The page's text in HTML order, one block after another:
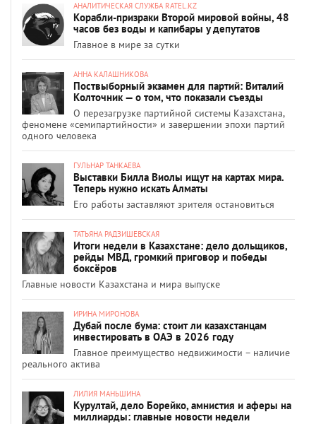
АНАЛИТИЧЕСКАЯ СЛУЖБА RATEL.KZ
Корабли-призраки Второй мировой войны, 48
часов без воды и капибары у депутатов
Главное в мире за сутки
АННА КАЛАШНИКОВА
Поствыборный экзамен для партий: Виталий
Колточник — о том, что показали съезды
О перезагрузке партийной системы Казахстана,
феномене «семипартийности» и завершении эпохи партий
одного человека
ГУЛЬНАР ТАНКАЕВА
Выставки Билла Виолы ищут на картах мира.
Теперь нужно искать Алматы
Его работы заставляют зрителя остановиться
ТАТЬЯНА РАДЗИШЕВСКАЯ
Итоги недели в Казахстане: дело дольщиков,
рейды МВД, громкий приговор и победы
боксёров
Главные новости Казахстана и мира выпуске
ИРИНА МИРОНОВА
Дубай после бума: стоит ли казахстанцам
инвестировать в ОАЭ в 2026 году
Главное преимущество недвижимости – наличие
реального актива
ЛИЛИЯ МАНЬШИНА
Курултай, дело Борейко, амнистия и аферы на
миллиарды: главные новости недели